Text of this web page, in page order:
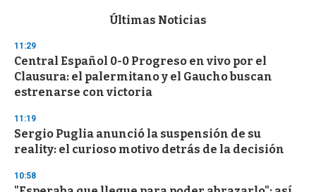
d
s
o
f
3
s
e
c
o
d
s
Últimas Noticias
11:29
Central Español 0-0 Progreso en vivo por el
Clausura: el palermitano y el Gaucho buscan
estrenarse con victoria
11:19
Sergio Puglia anunció la suspensión de su
reality: el curioso motivo detrás de la decisión
10:58